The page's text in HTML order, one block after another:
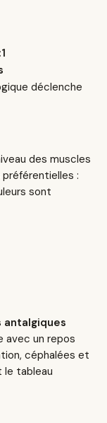
déclenche
des muscles
:
sont
antalgiques
avec un repos
céphalées et
tableau